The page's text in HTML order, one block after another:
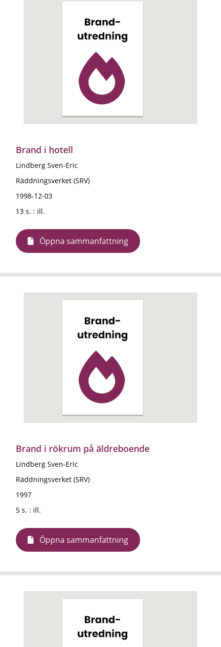
Brand i hotell
Lindberg Sven-Eric
Räddningsverket (SRV)
1998-12-03
13 s. : ill.
Öppna sammanfattning
Brand i rökrum på äldreboende
Lindberg Sven-Eric
Räddningsverket (SRV)
1997
5 s. : ill.
Öppna sammanfattning